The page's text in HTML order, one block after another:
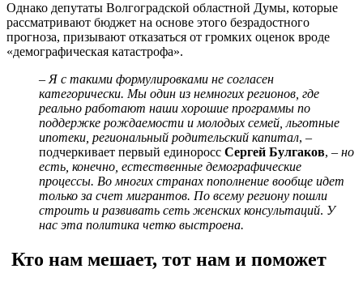
Однако депутаты Волгоградской областной Думы, которые
рассматривают бюджет на основе этого безрадостного
прогноза, призывают отказаться от громких оценок вроде
«демографическая катастрофа».
–Я с такими формулировками не согласен
категорически. Мы один из немногих регионов, где
реально работают наши хорошие программы по
поддержке рождаемости и молодых семей, льготные
ипотеки, региональный родительский капитал, –
подчеркивает первый единоросс Сергей Булгаков, – но
есть, конечно, естественные демографические
процессы. Во многих странах пополнение вообще идет
только за счет мигрантов. По всему региону пошли
строить и развивать сеть женских консультаций. У
нас эта политика четко выстроена.
Кто нам мешает, тот нам и поможет